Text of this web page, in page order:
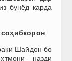
бунёд карда
соҳибкорон
Шайдон бо
назди